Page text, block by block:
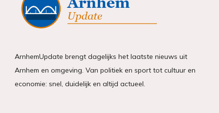
ArnhemUpdate brengt dagelijks het laatste nieuws uit
Arnhem en omgeving. Van politiek en sport tot cultuur en
economie: snel, duidelijk en altijd actueel.